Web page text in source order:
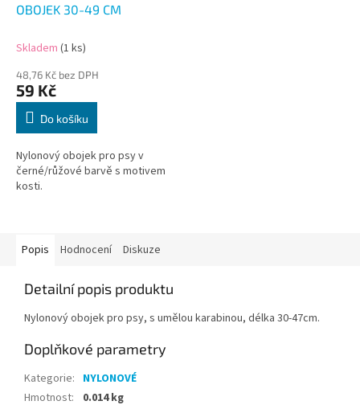
OBOJEK 30-49 CM
Skladem (1 ks)
48,76 Kč bez DPH
59 Kč
Do košíku
Nylonový obojek pro psy v
černé/růžové barvě s motivem
kosti.
Popis Hodnocení Diskuze
Detailní popis produktu
Nylonový obojek pro psy, s umělou karabinou, délka 30-47cm.
Doplňkové parametry
Kategorie: NYLONOVÉ
Hmotnost: 0.014 kg